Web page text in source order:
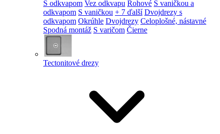
S odkvapom Vez odkvapu Rohové S vaničkou a
odkvapom S vaničkou + 7 ďalší Dvojdrezy s
odkvapom Okrúhle Dvojdrezy Celoplošné, nástavné
Spodná montáž S varičom Čierne
Tectonitové drezy